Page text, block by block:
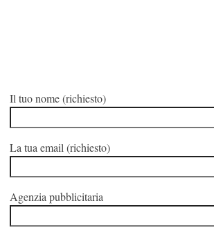
Il tuo nome (richiesto)
La tua email (richiesto)
Agenzia pubblicitaria